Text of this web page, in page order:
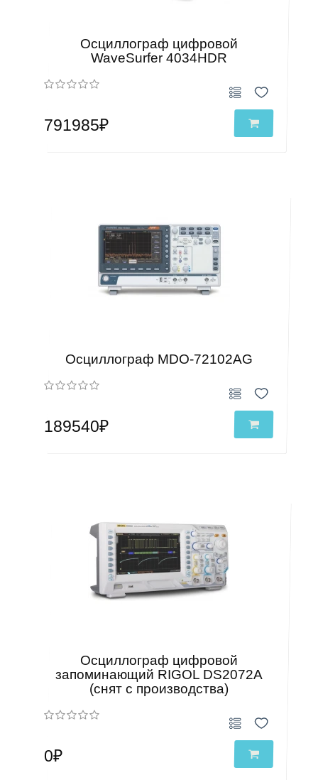
Осциллограф цифровой
WaveSurfer 4034HDR
791985₽
Осциллограф MDO-72102AG
189540₽
Осциллограф цифровой
запоминающий RIGOL DS2072A
(снят с производства)
0₽